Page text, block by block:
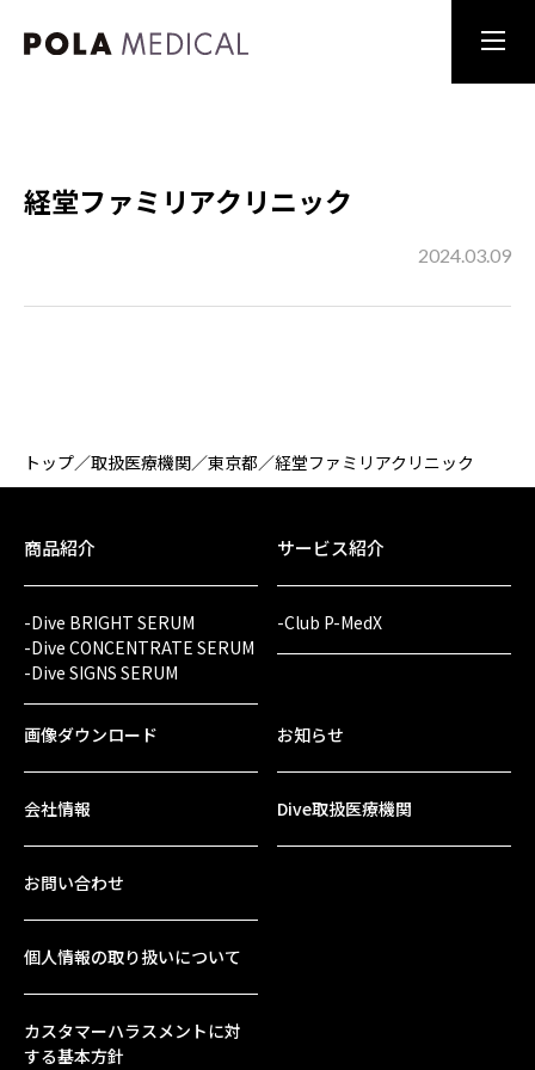
経堂ファミリアクリニック
2024.03.09
トップ／取扱医療機関／東京都／経堂ファミリアクリニック
商品紹介
-Dive BRIGHT SERUM
-Dive CONCENTRATE SERUM
-Dive SIGNS SERUM
サービス紹介
-Club P-MedX
画像ダウンロード
会社情報
お知らせ
Dive取扱医療機関
お問い合わせ
個人情報の取り扱いについて
カスタマーハラスメントに対
する基本方針